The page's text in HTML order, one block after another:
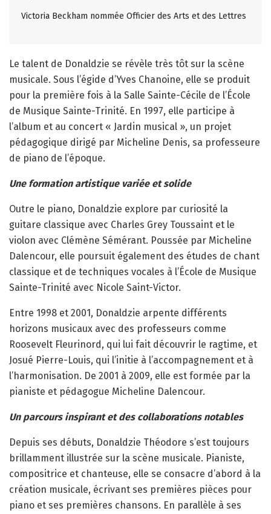
Victoria Beckham nommée Officier des Arts et des Lettres
Le talent de Donaldzie se révèle très tôt sur la scène
musicale. Sous l’égide d’Yves Chanoine, elle se produit
pour la première fois à la Salle Sainte-Cécile de l’École
de Musique Sainte-Trinité. En 1997, elle participe à
l’album et au concert « Jardin musical », un projet
pédagogique dirigé par Micheline Denis, sa professeure
de piano de l’époque.
Une formation artistique variée et solide
Outre le piano, Donaldzie explore par curiosité la
guitare classique avec Charles Grey Toussaint et le
violon avec Clémène Sémérant. Poussée par Micheline
Dalencour, elle poursuit également des études de chant
classique et de techniques vocales à l’École de Musique
Sainte-Trinité avec Nicole Saint-Victor.
Entre 1998 et 2001, Donaldzie arpente différents
horizons musicaux avec des professeurs comme
Roosevelt Fleurinord, qui lui fait découvrir le ragtime, et
Josué Pierre-Louis, qui l’initie à l’accompagnement et à
l’harmonisation. De 2001 à 2009, elle est formée par la
pianiste et pédagogue Micheline Dalencour.
Un parcours inspirant et des collaborations notables
Depuis ses débuts, Donaldzie Théodore s’est toujours
brillamment illustrée sur la scène musicale. Pianiste,
compositrice et chanteuse, elle se consacre d’abord à la
création musicale, écrivant ses premières pièces pour
piano et ses premières chansons. En parallèle à ses